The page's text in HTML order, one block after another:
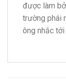
được làm
trường phái
ông nhắc